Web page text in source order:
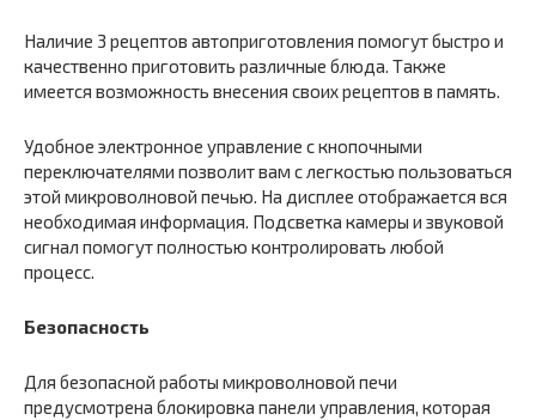
Наличие 3 рецептов автоприготовления помогут быстро и
качественно приготовить различные блюда. Также
имеется возможность внесения своих рецептов в память.
Удобное электронное управление с кнопочными
переключателями позволит вам с легкостью пользоваться
этой микроволновой печью. На дисплее отображается вся
необходимая информация. Подсветка камеры и звуковой
сигнал помогут полностью контролировать любой
процесс.
Безопасность
Для безопасной работы микроволновой печи
предусмотрена блокировка панели управления, которая